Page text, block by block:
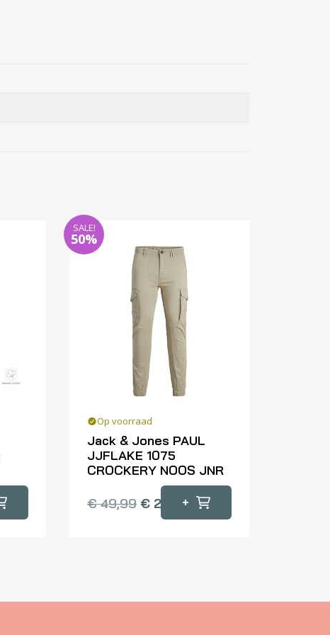
SALE!
50%
Op voorraad
Jack & Jones PAUL
JJFLAKE 1075
CROCKERY NOOS JNR
€49,99 € 25,00
+
product
optie